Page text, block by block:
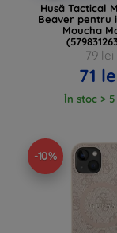
Husă Tactical
Beaver pentru
Moucha
79 lei
71
În stoc > 5
-10%